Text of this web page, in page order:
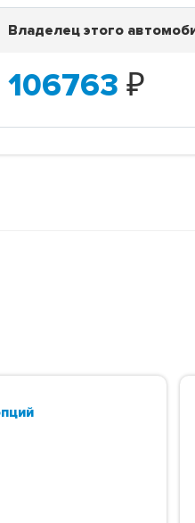
Владелец этого
106763 ₽